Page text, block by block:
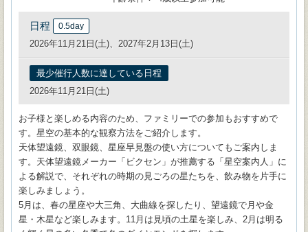
日程 0.5day
2026年11月21日(土)、2027年2月13日(土)
最少催行人数に達している日程
2026年11月21日(土)
お子様と楽しめる内容のため、ファミリーでの参加もおすすめで
す。星空の基本的な観察方法をご紹介します。
天体望遠鏡、双眼鏡、星座早見盤の使い方についてもご案内しま
す。天体望遠鏡メーカー「ビクセン」が推薦する「星空案内人」に
よる解説で、それぞれの時期の見ごろの星たちを、飲み物を片手に
楽しみましょう。
5月は、春の星座や大三角、大曲線を探したり、望遠鏡で月や金
星・木星など楽しみます。11月は見頃の土星を楽しみ、2月は明る